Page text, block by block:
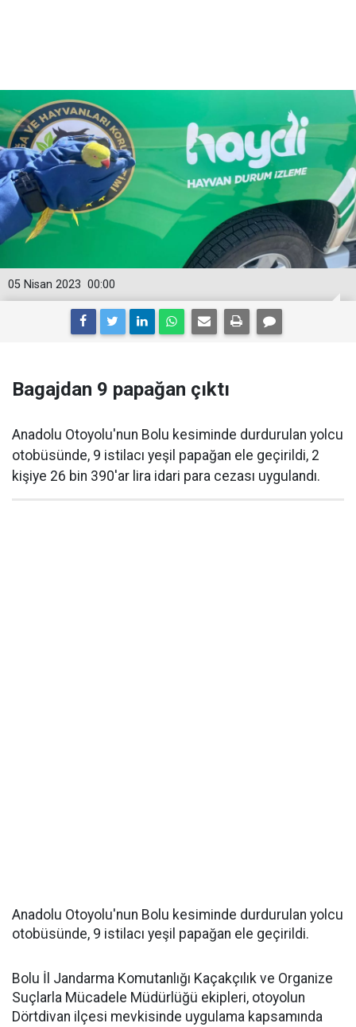
00:00
05 Nisan 2023
Bagajdan 9 papağan çıktı
Anadolu Otoyolu'nun Bolu kesiminde durdurulan yolcu
otobüsünde, 9 istilacı yeşil papağan ele geçirildi, 2
kişiye 26 bin 390'ar lira idari para cezası uygulandı.
Anadolu Otoyolu'nun Bolu kesiminde durdurulan yolcu
otobüsünde, 9 istilacı yeşil papağan ele geçirildi.
Bolu İl Jandarma Komutanlığı Kaçakçılık ve Organize
Suçlarla Mücadele Müdürlüğü ekipleri, otoyolun
Dörtdivan ilçesi mevkisinde uygulama kapsamında